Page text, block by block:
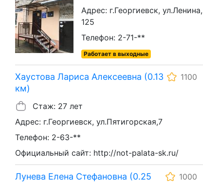
Адрес: г.Георгиевск, ул.Ленина,
125
Телефон: 2-71-**
Работает в выходные
Хаустова Лариса Алексеевна (0.13
км)
1100
Стаж: 27 лет
Адрес: г.Георгиевск, ул.Пятигорская,7
Телефон: 2-63-**
Официальный сайт: http://not-palata-sk.ru/
Лунева Елена Стефановна (0.25
1000